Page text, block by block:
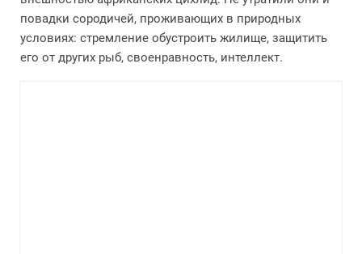
повадки сородичей, проживающих в природных
условиях: стремление обустроить жилище, защитить
его от других рыб, своенравность, интеллект.